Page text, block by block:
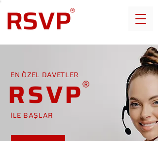
EN ÖZEL DAVETLER
RSVP
İLE BAŞLAR